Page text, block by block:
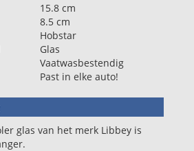
15.8 cm
8.5 cm
Hobstar
Glas
Vaatwasbestendig
Past in elke auto!
glas van het merk Libbey is